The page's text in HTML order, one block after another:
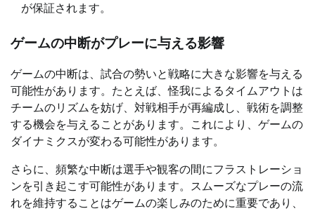
が保証されます。
ゲームの中断がプレーに与える影響
ゲームの中断は、試合の勢いと戦略に大きな影響を与える
可能性があります。たとえば、怪我によるタイムアウトは
チームのリズムを妨げ、対戦相手が再編成し、戦術を調整
する機会を与えることがあります。これにより、ゲームの
ダイナミクスが変わる可能性があります。
さらに、頻繁な中断は選手や観客の間にフラストレーショ
ンを引き起こす可能性があります。スムーズなプレーの流
れを維持することはゲームの楽しみのために重要であり、